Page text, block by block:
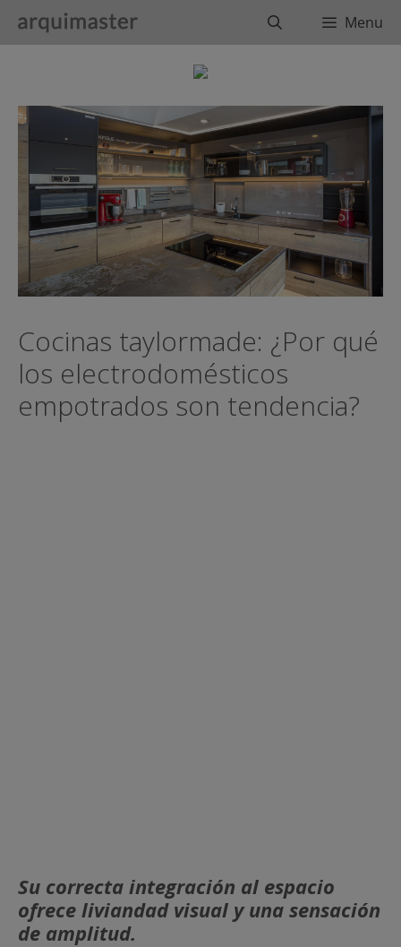
BuscarMenu
Cocinas taylormade: ¿Por qué
los electrodomésticos
empotrados son tendencia?
Su correcta integración al espacio
ofrece liviandad visual y una sensación
de amplitud.